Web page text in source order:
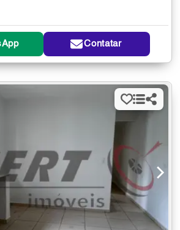
Contatar